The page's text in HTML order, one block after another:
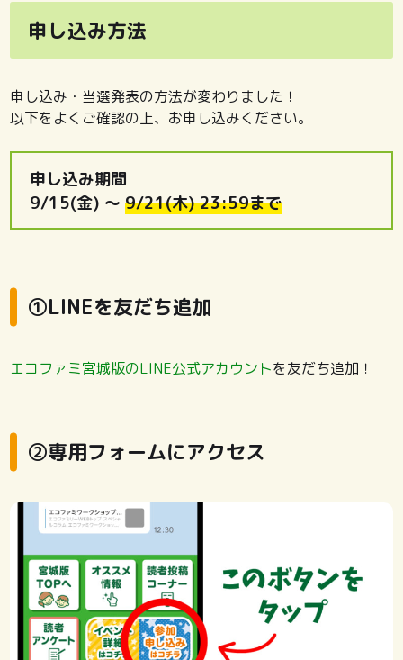
申し込み方法
申し込み・当選発表の方法が変わりました！
以下をよくご確認の上、お申し込みください。
申し込み期間
9/15(金) ～9/21(木) 23:59まで
①LINEを友だち追加
エコファミ宮城版のLINE公式アカウントを友だち追加！
②専用フォームにアクセス